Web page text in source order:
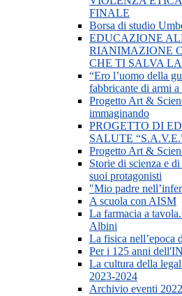
FINALE
Borsa di studio
EDUCAZIONE
RIANIMAZIONE
CHE TI SALVA
“Ero l’uomo della
fabbricante di armi a
Progetto Art &
immaginando
PROGETTO DI
SALUTE
Progetto Art &
Storie di scienza e
suoi protagonisti
"Mio padre
A scuola con AISM
La farmacia a
Albini
La fisica nell’epoca
Per i 125 anni
La cultura della
2023-2024
Archivio eventi